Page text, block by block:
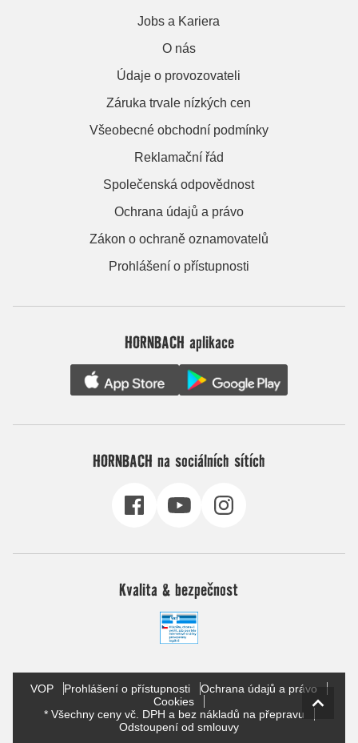
Jobs a Kariera
O nás
Údaje o provozovateli
Záruka trvale nízkých cen
Všeobecné obchodní podmínky
Reklamační řád
Společenská odpovědnost
Ochrana údajů a právo
Zákon o ochraně oznamovatelů
Prohlášení o přístupnosti
HORNBACH aplikace
HORNBACH na sociálních sítích
Kvalita & bezpečnost
VOP Prohlášení o přístupnosti
Ochrana údajů a právo
Cookies
* Všechny ceny vč. DPH a bez nákladů na přepravu
Odstoupení od smlouvy